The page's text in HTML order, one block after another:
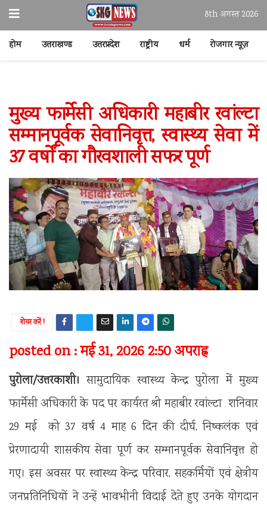
8th अगस्त 2026
होम उत्तराखण्ड उत्तरप्रदेश राष्ट्रीय धर्म रोजगार न्यूज़
मुख्य फार्मेसी अधिकारी महाबीर रवांल्टा
सम्मानपूर्वक सेवानिवृत्त, स्वास्थ्य सेवा में
37 वर्षों का गौरवशाली सफर पूर्ण
शेयर करें !
posted on : मई 31, 2026 2:50 अपराह्न
पुरोला/उत्तरकाशी। सामुदायिक स्वास्थ्य केन्द्र पुरोला में मुख्य
फार्मेसी अधिकारी के पद पर कार्यरत श्री महाबीर रवांल्टा शनिवार
29 मई को 37 वर्ष 4 माह 6 दिन की दीर्घ, निष्कलंक एवं
प्रेरणादायी शासकीय सेवा पूर्ण कर सम्मानपूर्वक सेवानिवृत्त हो
गए। इस अवसर पर स्वास्थ्य केन्द्र परिवार, सहकर्मियों एवं क्षेत्रीय
जनप्रतिनिधियों ने उन्हें भावभीनी विदाई देते हुए उनके योगदान